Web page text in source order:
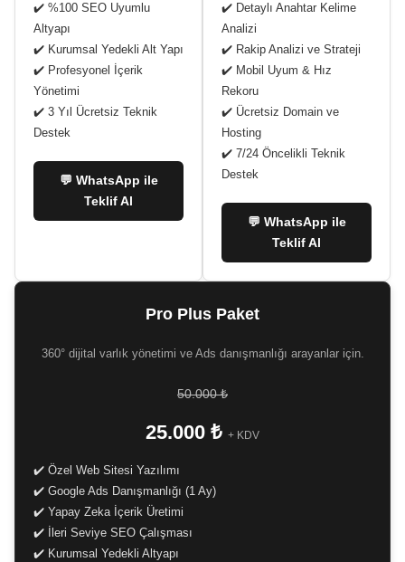
✔️ %100 SEO Uyumlu
Altyapı
✔️ Kurumsal Yedekli Alt Yapı
✔️ Profesyonel İçerik
Yönetimi
✔️ 3 Yıl Ücretsiz Teknik
Destek
💬 WhatsApp ile
Teklif Al
✔️ Detaylı Anahtar Kelime
Analizi
✔️ Rakip Analizi ve Strateji
✔️ Mobil Uyum & Hız
Rekoru
✔️ Ücretsiz Domain ve
Hosting
✔️ 7/24 Öncelikli Teknik
Destek
💬 WhatsApp ile
Teklif Al
Pro Plus Paket
360° dijital varlık yönetimi ve Ads danışmanlığı arayanlar için.
50.000 ₺
25.000 ₺ + KDV
✔️ Özel Web Sitesi Yazılımı
✔️ Google Ads Danışmanlığı (1 Ay)
✔️ Yapay Zeka İçerik Üretimi
✔️ İleri Seviye SEO Çalışması
✔️ Kurumsal Yedekli Altyapı